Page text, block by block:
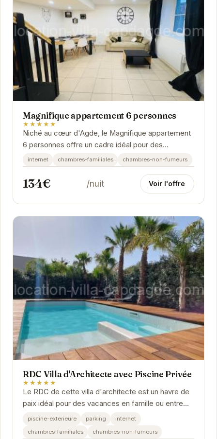
Magnifique appartement 6 personnes
★★★★★
Niché au cœur d'Agde, le Magnifique appartement
6 personnes offre un cadre idéal pour des
vacances relaxantes. Son emplacement privilégié
permet...
internet chambres-familiales chambres-non-fumeurs
134€ /nuit Voir l'offre
RDC Villa d'Architecte avec Piscine Privée
★★★★★
Le RDC de cette villa d'architecte est un havre de
paix idéal pour des vacances en famille ou entre
amis. L'espace de vie s'ouvre sur une terrasse...
piscine-exterieure parking
internet
chambres-familiales
chambres-non-fumeurs